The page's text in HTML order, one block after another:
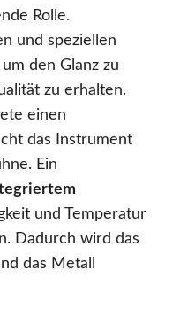
Rolle.
und speziellen
den Glanz zu
zu erhalten.
einen
das Instrument
Ein
und Temperatur
Dadurch wird das
das Metall